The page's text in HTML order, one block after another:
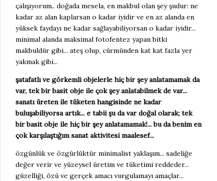
çalışıyorum.. doğada mesela, en makbul olan şey şudur: ne
kadar az alan kaplarsan o kadar iyidir ve en az alanda en
yüksek faydayı ne kadar sağlayabiliyorsan o kadar iyidir...
minimal alanda maksimal fotofentez yapan bitki
makbuldür gibi... ateş olup, cürmünden kat kat fazla yer
yakmak gibi...
şatafatlı ve görkemli objelerle hiç bir şey anlatamamak da
var, tek bir basit obje ile çok şey anlatabilmek de var...
sanatı üreten ile tüketen hangisinde ne kadar
buluşabiliyorsa artık... e tabii şu da var doğal olarak; tek
bir basit obje ile hiç bir şey anlatamamak!... bu da benim en
çok karşılaştığım sanat aktivitesi maalesef...
özgünlük ve özgürlüktür minimalist yaklaşım... sadeliğe
değer verir ve yüzeysel üretim ve tüketimi reddeder...
güzelliği, özü ve gerçek amacı vurgulamayı amaçlar...